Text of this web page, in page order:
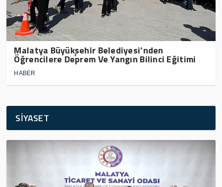
Malatya Büyükşehir Belediyesi’nden
Öğrencilere Deprem Ve Yangın Bilinci Eğitimi
HABER
SİYASET